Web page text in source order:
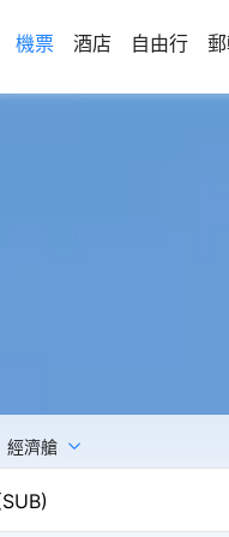
機票 酒店 自由行
經濟艙